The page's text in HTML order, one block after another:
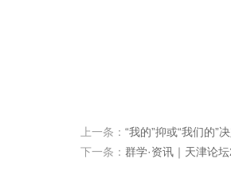
上一条： “我的”抑或“我们的
下一条： 群学·资讯｜天津论